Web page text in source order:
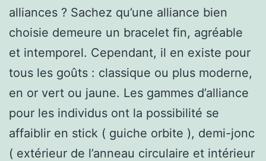
alliances ? Sachez qu’une alliance bien
choisie demeure un bracelet fin, agréable
et intemporel. Cependant, il en existe pour
tous les goûts : classique ou plus moderne,
en or vert ou jaune. Les gammes d’alliance
pour les individus ont la possibilité se
affaiblir en stick ( guiche orbite ), demi-jonc
( extérieur de l’anneau circulaire et intérieur